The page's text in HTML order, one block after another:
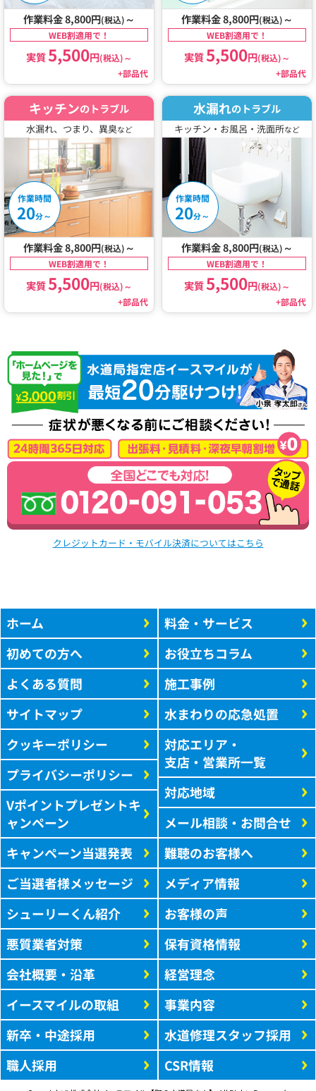
作業料金 8,800円(税込) ～
WEB割適用で！
実質5,500円(税込)～
+部品代
作業料金 8,800円(税込) ～
WEB割適用で！
実質5,500円(税込)～
+部品代
キッチンのトラブル
水漏れ、つまり、異臭など
作業時間
20分～
作業料金 8,800円(税込) ～
WEB割適用で！
実質5,500円(税込)～
+部品代
水漏れのトラブル
キッチン・お風呂・洗面所など
作業時間
20分～
作業料金 8,800円(税込) ～
WEB割適用で！
実質5,500円(税込)～
+部品代
クレジットカード・モバイル決済についてはこちら
ホーム
初めての方へ
よくある質問
サイトマップ
クッキーポリシー
プライバシーポリシー
Vポイントプレゼントキ
ャンペーン
キャンペーン当選発表
ご当選者様メッセージ
シューリーくん紹介
悪質業者対策
会社概要・沿革
イースマイルの取組
新卒・中途採用
職人採用
料金・サービス
お役立ちコラム
施工事例
水まわりの応急処置
対応エリア・
支店・営業所一覧
対応地域
メール相談・お問合せ
難聴のお客様へ
メディア情報
お客様の声
保有資格情報
経営理念
事業内容
水道修理スタッフ採用
CSR情報